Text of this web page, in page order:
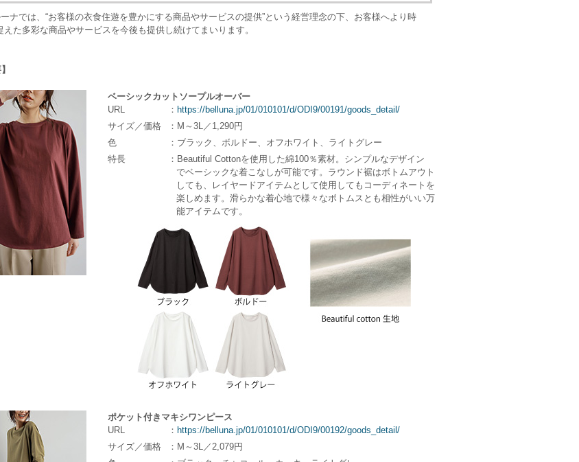
ナでは、“お客様の衣食住遊を豊かにする商品やサービスの提供”という経営理念の下、お客様へより時
えた多彩な商品やサービスを今後も提供し続けてまいります。
ベーシックカットソープルオーバー
URL
：https://belluna.jp/01/010101/d/ODI9/00191/goods_detail/
サイズ／価格
：M～3L／1,290円
色
：ブラック、ボルドー、オフホワイト、ライトグレー
特長
：Beautiful Cottonを使用した綿100％素材。シンプルなデザイン
でベーシックな着こなしが可能です。ラウンド裾はボトムアウト
しても、レイヤードアイテムとして使用してもコーディネートを
楽しめます。滑らかな着心地で様々なボトムスとも相性がいい万
能アイテムです。
ポケット付きマキシワンピース
URL
：https://belluna.jp/01/010101/d/ODI9/00192/goods_detail/
サイズ／価格
：M～3L／2,079円